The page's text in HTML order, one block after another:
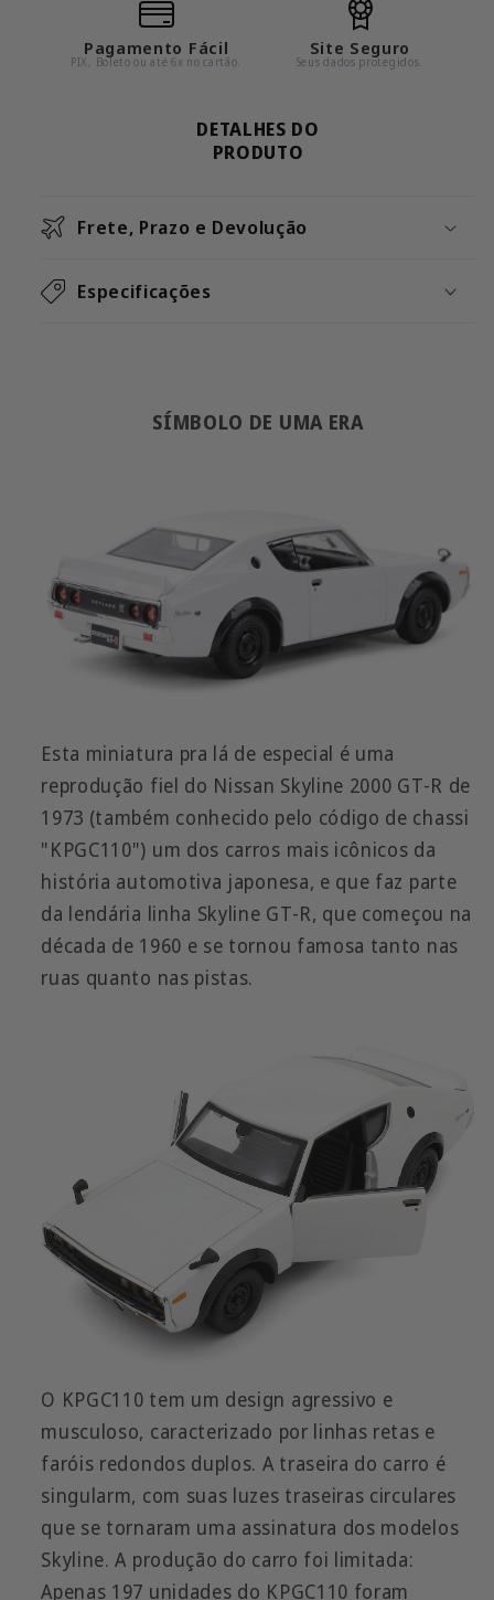
Escala
1:24
em
Escala
1:24
Pagamento Fácil
PIX, Boleto ou até 6x no cartão.
Site Seguro
Seus dados protegidos.
DETALHES DO
PRODUTO
Frete, Prazo e Devolução
Especificações
SÍMBOLO DE UMA ERA
Esta miniatura pra lá de especial é uma
reprodução fiel do Nissan Skyline 2000 GT-R de
1973 (também conhecido pelo código de chassi
"KPGC110") um dos carros mais icônicos da
história automotiva japonesa, e que faz parte
da lendária linha Skyline GT-R, que começou na
década de 1960 e se tornou famosa tanto nas
ruas quanto nas pistas.
O KPGC110 tem um design agressivo e
musculoso, caracterizado por linhas retas e
faróis redondos duplos. A traseira do carro é
singularm, com suas luzes traseiras circulares
que se tornaram uma assinatura dos modelos
Skyline. A produção do carro foi limitada:
Apenas 197 unidades do KPGC110 foram